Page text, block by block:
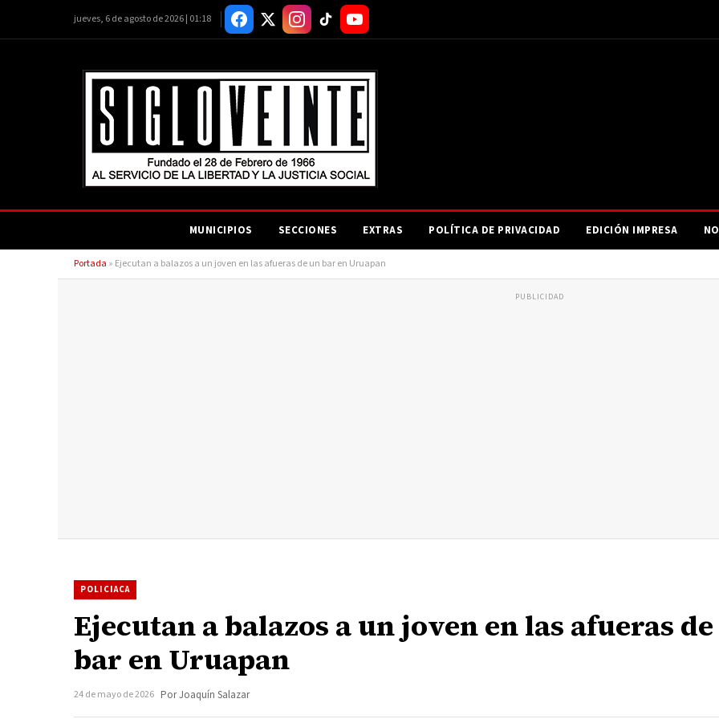
jueves, 6 de agosto de 2026 | 01:18
MUNICIPIOS SECCIONES EXTRAS POLÍTICA DE PRIVACIDAD EDICIÓN IMPRESA
Portada » Ejecutan a balazos a un joven en las afueras de un bar en Uruapan
PUBLICIDAD
POLICIACA
Ejecutan a balazos a un joven en las afueras
bar en Uruapan
24 de mayo de 2026 Por Joaquín Salazar